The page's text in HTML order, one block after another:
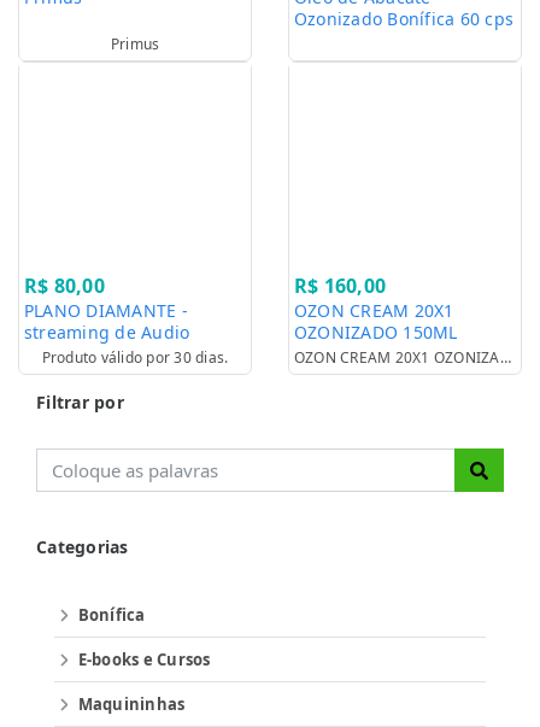
Primus
Ozonizado Bonífica 60 cps
R$ 80,00
PLANO DIAMANTE -
streaming de Audio
Produto válido por 30 dias.
R$ 160,00
OZON CREAM 20X1
OZONIZADO 150ML
OZON CREAM 20X1 OZONIZADO 150ML
Filtrar por
Categorias
Bonífica
E-books e Cursos
Maquininhas